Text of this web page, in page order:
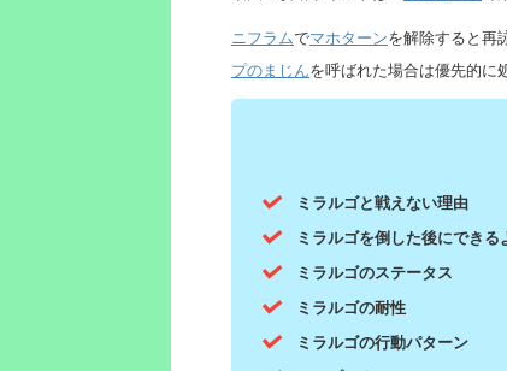
ニフラムでマホターンを解除すると再
プのまじんを呼ばれた場合は優先的に
ミラルゴと戦えない理由
ミラルゴを倒した後にできる
ミラルゴのステータス
ミラルゴの耐性
ミラルゴの行動パターン